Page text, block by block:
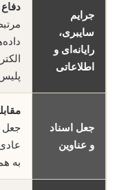
جرایم
سایبری،
رایانه‌ای و
اطلاعاتی
جعل اسناد
و عناوین
جعل
به